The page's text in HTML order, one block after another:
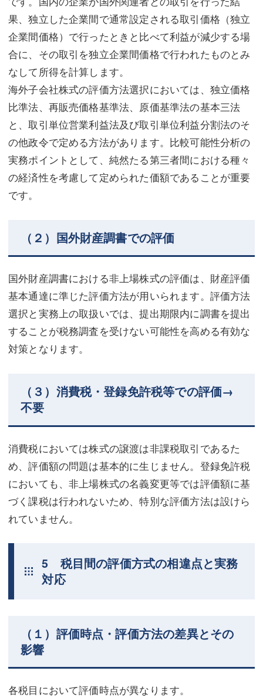
果、独立した企業間で通常設定される取引価格（独立
企業間価格）で行ったときと比べて利益が減少する場
合に、その取引を独立企業間価格で行われたものとみ
なして所得を計算します。
海外子会社株式の評価方法選択においては、独立価格
比準法、再販売価格基準法、原価基準法の基本三法
と、取引単位営業利益法及び取引単位利益分割法のそ
の他政令で定める方法があります。比較可能性分析の
実務ポイントとして、純然たる第三者間における種々
の経済性を考慮して定められた価額であることが重要
です。
（２）国外財産調書での評価
国外財産調書における非上場株式の評価は、財産評価
基本通達に準じた評価方法が用いられます。評価方法
選択と実務上の取扱いでは、提出期限内に調書を提出
することが税務調査を受けない可能性を高める有効な
対策となります。
（３）消費税・登録免許税等での評価→
不要
消費税においては株式の譲渡は非課税取引であるた
め、評価額の問題は基本的に生じません。登録免許税
においても、非上場株式の名義変更等では評価額に基
づく課税は行われないため、特別な評価方法は設けら
れていません。
5 税目間の評価方式の相違点と実務
対応
（１）評価時点・評価方法の差異とその
影響
各税目において評価時点が異なります。